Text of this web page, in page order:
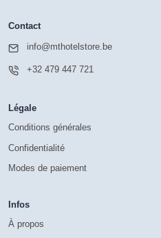
Contact
info@mthotelstore.be
+32 479 447 721
Légale
Conditions générales
Confidentialité
Modes de paiement
Infos
À propos